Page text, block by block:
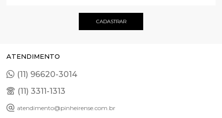
ATENDIMENTO
(11) 96620-3014
(11) 3311-1313
atendimento@pinheirense.com.br